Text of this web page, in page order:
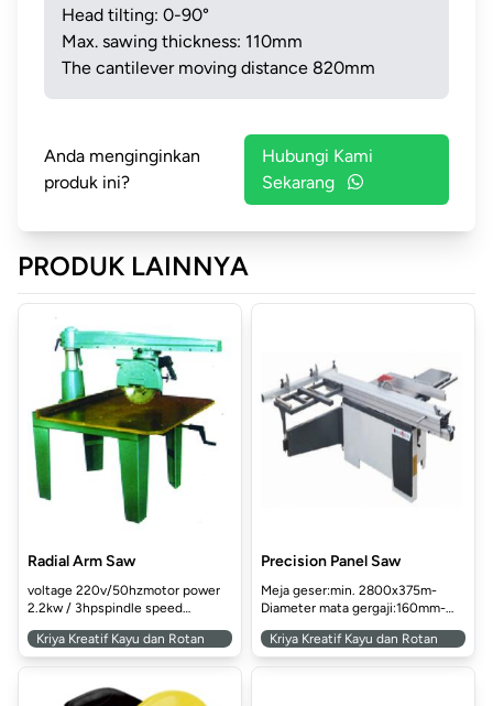
Head tilting: 0-90°
Max. sawing thickness: 110mm
The cantilever moving distance 820mm
Anda menginginkan
produk ini?
Hubungi Kami
Sekarang
PRODUK LAINNYA
www.alatsmk.com www.alatsmk.com www.alatsmk.com
www.alatsmk.com www.alatsmk.com www.alatsmk.com
www.alatsmk.com www.alatsmk.com www.alatsmk.com
www.alatsmk.com www.alatsmk.com www.alatsmk.com
Radial Arm Saw
voltage 220v/50hzmotor power
2.2kw / 3hpspindle speed
Kriya Kreatif Kayu dan Rotan
www.alatsmk.comwww.alatsmk.com
www.alatsmk.com
Precision Panel Saw
Meja geser:min. 2800x375m-
Diameter mata gergaji:160mm-
Kriya Kreatif Kayu dan Rotan